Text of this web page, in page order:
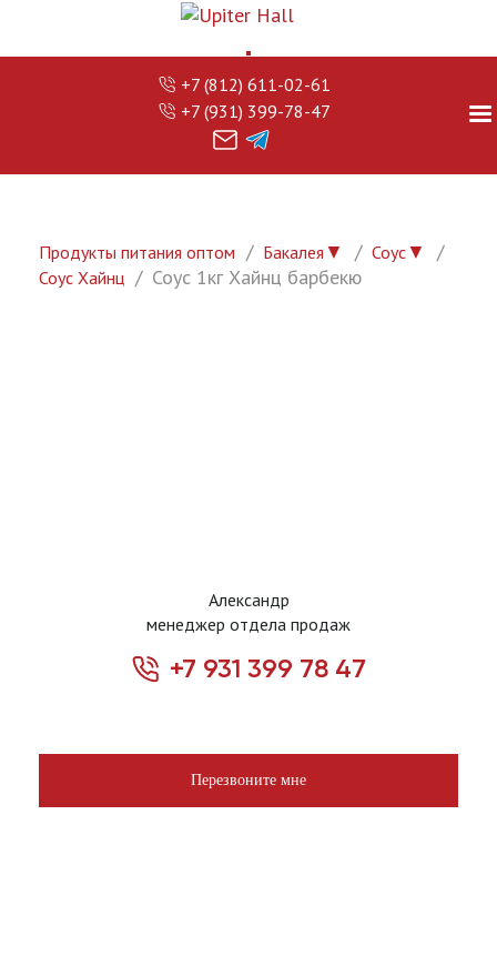
+7 (812) 611-02-61
+7 (931) 399-78-47
Продукты питания оптом Бакалея ▼ Соус▼
Соус Хайнц Соус 1кг Хайнц барбекю
Александр
менеджер отдела продаж
+7 931 399 78 47
Перезвоните мне